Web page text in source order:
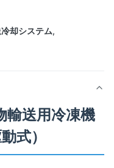
却システム,
輸送用冷凍機
式）